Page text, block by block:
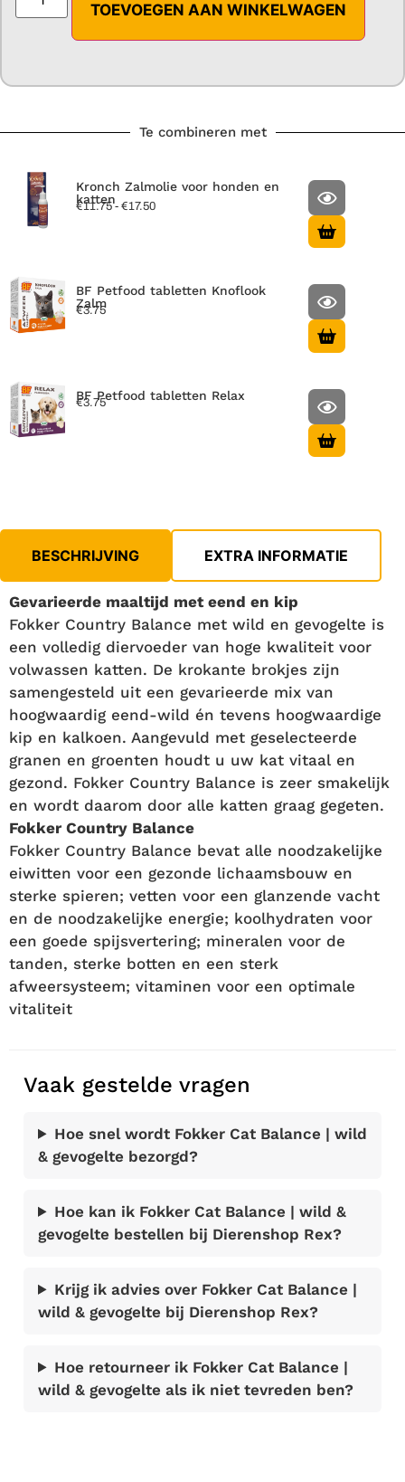
TOEVOEGEN AAN WINKELWAGEN
Te combineren met
Kronch Zalmolie voor honden en
katten
€11.75 - €17.50
BF Petfood tabletten Knoflook
Zalm
€3.75
BF Petfood tabletten Relax
€3.75
BESCHRIJVING EXTRA INFORMATIE
Gevarieerde maaltijd met eend en kip
Fokker Country Balance met wild en gevogelte is
een volledig diervoeder van hoge kwaliteit voor
volwassen katten. De krokante brokjes zijn
samengesteld uit een gevarieerde mix van
hoogwaardig eend-wild én tevens hoogwaardige
kip en kalkoen. Aangevuld met geselecteerde
granen en groenten houdt u uw kat vitaal en
gezond. Fokker Country Balance is zeer smakelijk
en wordt daarom door alle katten graag gegeten.
Fokker Country Balance
Fokker Country Balance bevat alle noodzakelijke
eiwitten voor een gezonde lichaamsbouw en
sterke spieren; vetten voor een glanzende vacht
en de noodzakelijke energie; koolhydraten voor
een goede spijsvertering; mineralen voor de
tanden, sterke botten en een sterk
afweersysteem; vitaminen voor een optimale
vitaliteit
Vaak gestelde vragen
Hoe snel wordt Fokker Cat Balance | wild
& gevogelte bezorgd?
Hoe kan ik Fokker Cat Balance | wild &
gevogelte bestellen bij Dierenshop Rex?
Krijg ik advies over Fokker Cat Balance |
wild & gevogelte bij Dierenshop Rex?
Hoe retourneer ik Fokker Cat Balance |
wild & gevogelte als ik niet tevreden ben?